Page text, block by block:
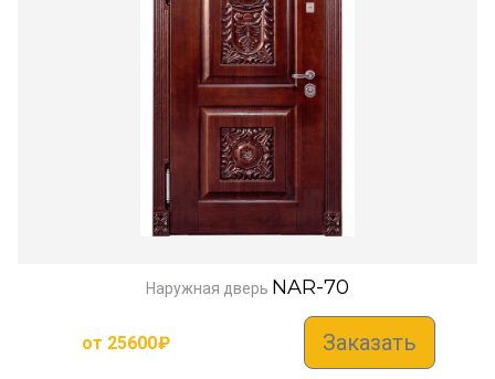
Наружная дверь NAR-70
от 25600₽ Заказать